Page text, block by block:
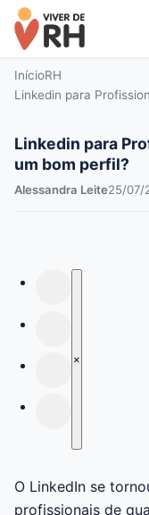
InícioRH
Linkedin para
Linkedin para
um bom perfil?
Alessandra Leite25/07/
×
O LinkedIn se
profissionais de